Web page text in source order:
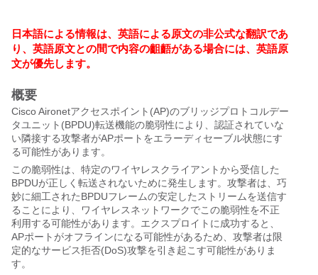
日本語による情報は、英語による原文の非公式な翻訳であ
り、英語原文との間で内容の齟齬がある場合には、英語原
文が優先します。
概要
Cisco Aironetアクセスポイント(AP)のブリッジプロトコルデー
タユニット(BPDU)転送機能の脆弱性により、認証されていな
い隣接する攻撃者がAPポートをエラーディセーブル状態にす
る可能性があります。
この脆弱性は、特定のワイヤレスクライアントから受信した
BPDUが正しく転送されないために発生します。攻撃者は、巧
妙に細工されたBPDUフレームの安定したストリームを送信す
ることにより、ワイヤレスネットワークでこの脆弱性を不正
利用する可能性があります。エクスプロイトに成功すると、
APポートがオフラインになる可能性があるため、攻撃者は限
定的なサービス拒否(DoS)攻撃を引き起こす可能性がありま
す。